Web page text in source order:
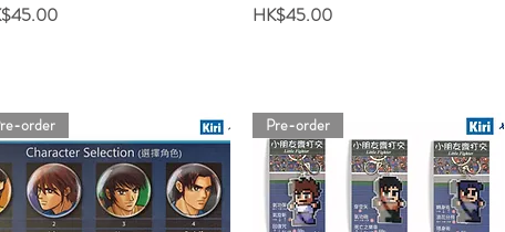
Price
HK$45.00
order Pre-order